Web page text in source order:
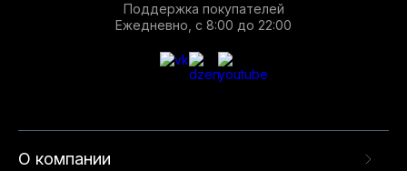
О компании
Поддержка покупателей
Ежедневно, с 8:00 до 22:00